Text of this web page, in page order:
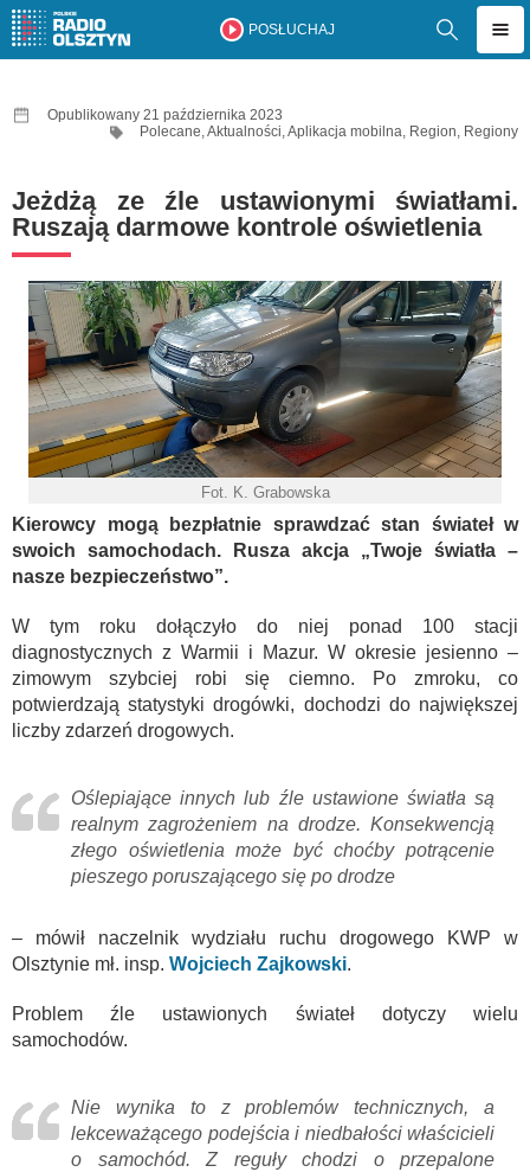
POSŁUCHAJ
Opublikowany 21 października 2023
Polecane,Aktualności,Aplikacja mobilna, Region, Regiony
Jeżdżą ze źle ustawionymi światłami.
Ruszają darmowe kontrole oświetlenia
Fot. K. Grabowska
Kierowcy mogą bezpłatnie sprawdzać stan świateł w
swoich samochodach. Rusza akcja „Twoje światła –
nasze bezpieczeństwo”.
W tym roku dołączyło do niej ponad 100 stacji
diagnostycznych z Warmii i Mazur. W okresie jesienno –
zimowym szybciej robi się ciemno. Po zmroku, co
potwierdzają statystyki drogówki, dochodzi do największej
liczby zdarzeń drogowych.
Oślepiające innych lub źle ustawione światła są
realnym zagrożeniem na drodze. Konsekwencją
złego oświetlenia może być choćby potrącenie
pieszego poruszającego się po drodze
– mówił naczelnik wydziału ruchu drogowego KWP w
Olsztynie mł. insp. Wojciech Zajkowski.
Problem źle ustawionych świateł dotyczy wielu
samochodów.
Nie wynika to z problemów technicznych, a
lekceważącego podejścia i niedbałości właścicieli
o samochód. Z reguły chodzi o przepalone